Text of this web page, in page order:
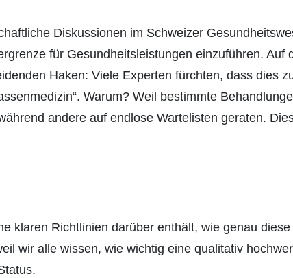
Diskussionen im Schweizer
für Gesundheitsleistungen einzuführen. Auf
Haken: Viele Experten fürchten, dass dies
Warum? Weil bestimmte
andere auf endlose Wartelisten geraten.
klaren Richtlinien darüber enthält, wie genau
wir alle wissen, wie wichtig eine qualitativ